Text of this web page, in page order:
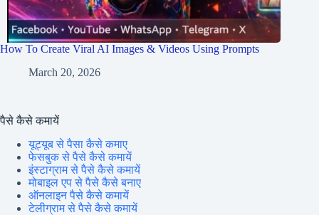
How To Create Viral AI Images & Videos Using Prompts
March 20, 2026
पैसे कैसे कमायें
यूट्यूब से पैसा कैसे कमाए
फेसबुक से पैसे कैसे कमायें
इंस्टाग्राम से पैसे कैसे कमायें
मोबाइल एप से पैसे कैसे बनाए
ऑनलाइन पैसे कैसे कमायें
टेलीग्राम से पैसे कैसे कमायें